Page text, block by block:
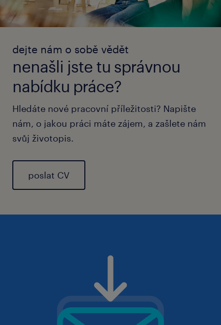
dejte nám o sobě vědět
nenašli jste tu správnou
nabídku práce?
Hledáte nové pracovní příležitosti? Napište
nám, o jakou práci máte zájem, a zašlete nám
svůj životopis.
poslat CV